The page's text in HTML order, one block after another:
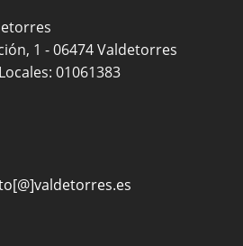
1 - 06474 Valdetorres
01061383